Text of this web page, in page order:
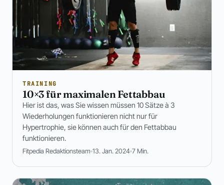
TRAINING
10×3 für maximalen Fettabbau
Hier ist das, was Sie wissen müssen 10 Sätze à 3
Wiederholungen funktionieren nicht nur für
Hypertrophie, sie können auch für den Fettabbau
funktionieren.
Fitpedia Redaktionsteam 13. Jan. 2024 7 Min.